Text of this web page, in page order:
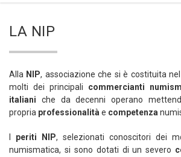
LA NIP
Alla NIP, associazione che si è costituita
molti dei principali commercianti
italiani che da decenni operano
propria professionalità e competenza
periti NIP, selezionati conoscitori dei
numismatica, si sono dotati di un severo